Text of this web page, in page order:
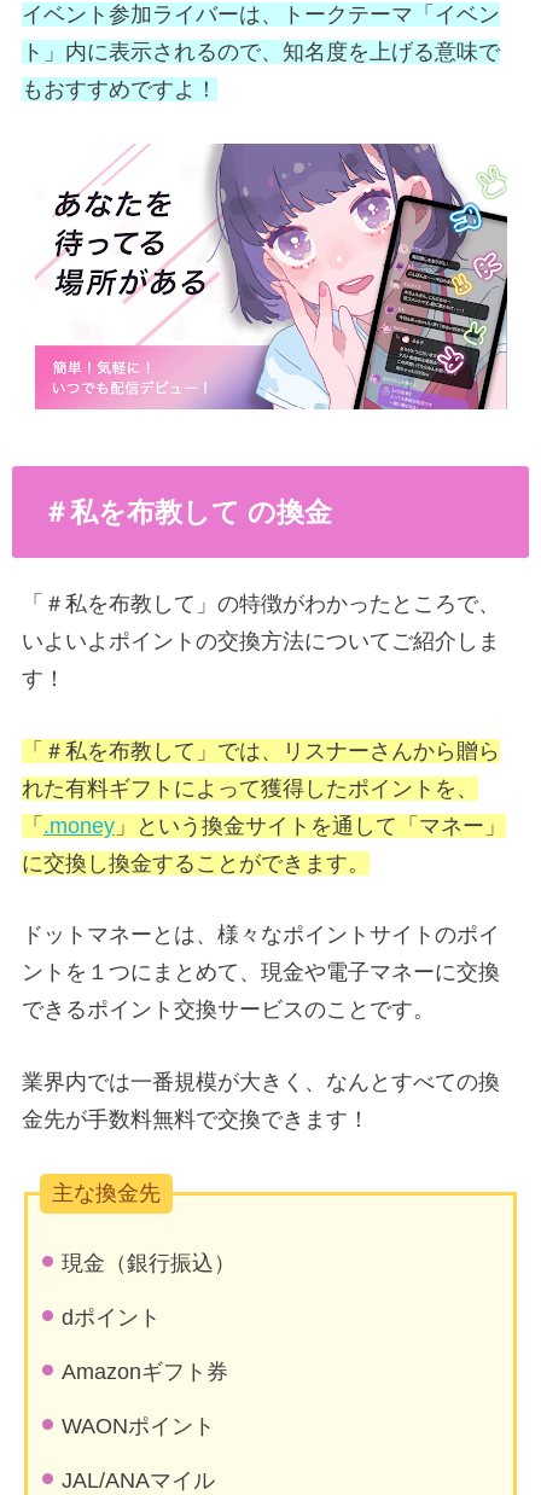
イベント参加ライバーは、トークテーマ「イベン
ト」内に表示されるので、知名度を上げる意味で
もおすすめですよ！
＃私を布教して の換金
「＃私を布教して」の特徴がわかったところで、
いよいよポイントの交換方法についてご紹介しま
す！
「＃私を布教して」では、リスナーさんから贈ら
れた有料ギフトによって獲得したポイントを、
「 .money 」という換金サイトを通して「マネー」
に交換し換金することができます。
ドットマネーとは、様々なポイントサイトのポイ
ントを１つにまとめて、現金や電子マネーに交換
できるポイント交換サービスのことです。
業界内では一番規模が大きく、なんとすべての換
金先が手数料無料で交換できます！
主な換金先
現金（銀行振込）
dポイント
Amazonギフト券
WAONポイント
JAL/ANAマイル